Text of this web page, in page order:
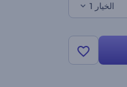
الخيار 1